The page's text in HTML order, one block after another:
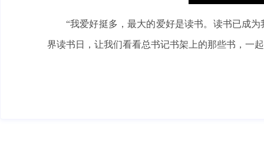
“我爱好挺多，最大的爱好是读书。读书已成
界读书日，让我们看看总书记书架上的那些书，一